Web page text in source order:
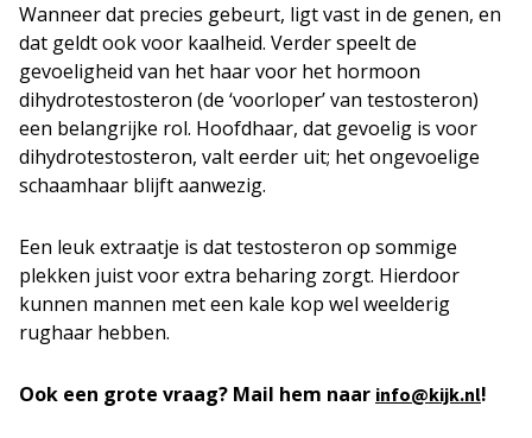
Wanneer dat precies gebeurt, ligt vast in de genen, en
dat geldt ook voor kaalheid. Verder speelt de
gevoeligheid van het haar voor het hormoon
dihydrotestosteron (de ‘voorloper’ van testosteron)
een belangrijke rol. Hoofdhaar, dat gevoelig is voor
dihydrotestosteron, valt eerder uit; het ongevoelige
schaamhaar blijft aanwezig.
Een leuk extraatje is dat testosteron op sommige
plekken juist voor extra beharing zorgt. Hierdoor
kunnen mannen met een kale kop wel weelderig
rughaar hebben.
Ook een grote vraag? Mail hem naar info@kijk.nl!